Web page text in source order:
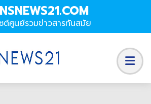
ซต์ศูนย์รวมข่าวสารทันสมัย